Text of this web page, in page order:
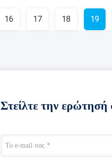
16 17 18 19
Στείλτε την ερώτησή